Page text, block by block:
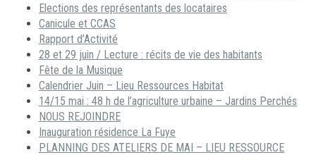
Elections des représentants des locataires
Canicule et CCAS
Rapport d’Activité
28 et 29 juin / Lecture : récits de vie des habitants
Fête de la Musique
Calendrier Juin – Lieu Ressources Habitat
14/15 mai : 48 h de l’agriculture urbaine – Jardins Perchés
NOUS REJOINDRE
Inauguration résidence La Fuye
PLANNING DES ATELIERS DE MAI – LIEU RESSOURCE